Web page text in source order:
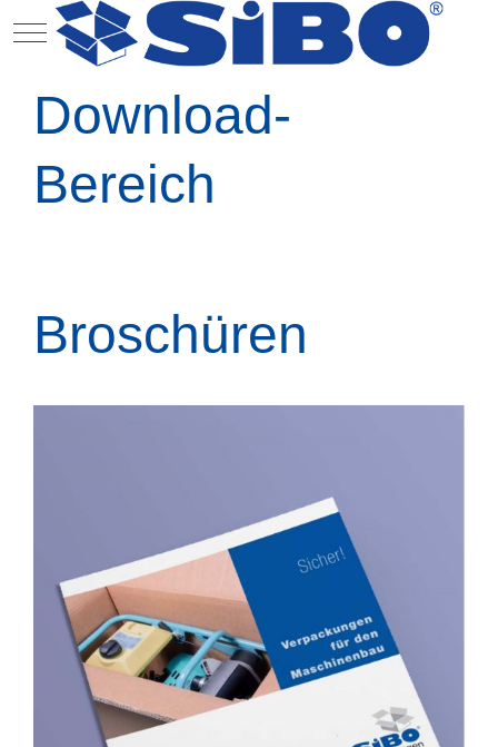
Mobile Menu Toggle
Download-
Bereich
Broschüren